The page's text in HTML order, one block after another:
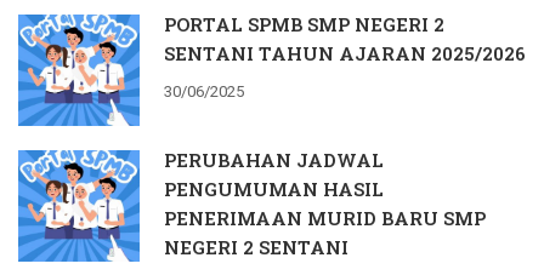
PORTAL SPMB SMP NEGERI 2
SENTANI TAHUN AJARAN 2025/2026
30/06/2025
PERUBAHAN JADWAL
PENGUMUMAN HASIL
PENERIMAAN MURID BARU SMP
NEGERI 2 SENTANI